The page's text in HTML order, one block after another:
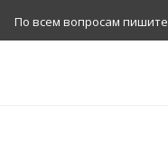
По всем вопросам пишите